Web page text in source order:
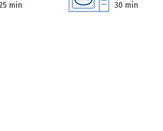
min 30 min